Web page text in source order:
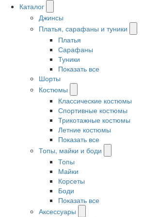
Каталог
Джинсы
Платья, сарафаны и туники
Платья
Сарафаны
Туники
Показать все
Шорты
Костюмы
Классические костюмы
Спортивные костюмы
Трикотажные костюмы
Летние костюмы
Показать все
Топы, майки и боди
Топы
Майки
Корсеты
Боди
Показать все
Аксессуары